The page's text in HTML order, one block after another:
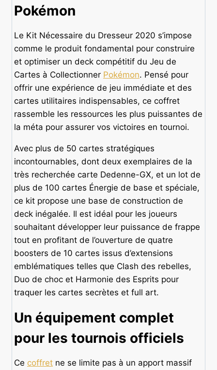
Pokémon
Le Kit Nécessaire du Dresseur 2020 s’impose
comme le produit fondamental pour construire
et optimiser un deck compétitif du Jeu de
Cartes à Collectionner Pokémon. Pensé pour
offrir une expérience de jeu immédiate et des
cartes utilitaires indispensables, ce coffret
rassemble les ressources les plus puissantes de
la méta pour assurer vos victoires en tournoi.
Avec plus de 50 cartes stratégiques
incontournables, dont deux exemplaires de la
très recherchée carte Dedenne-GX, et un lot de
plus de 100 cartes Énergie de base et spéciale,
ce kit propose une base de construction de
deck inégalée. Il est idéal pour les joueurs
souhaitant développer leur puissance de frappe
tout en profitant de l’ouverture de quatre
boosters de 10 cartes issus d’extensions
emblématiques telles que Clash des rebelles,
Duo de choc et Harmonie des Esprits pour
traquer les cartes secrètes et full art.
Un équipement complet
pour les tournois officiels
Ce coffret ne se limite pas à un apport massif